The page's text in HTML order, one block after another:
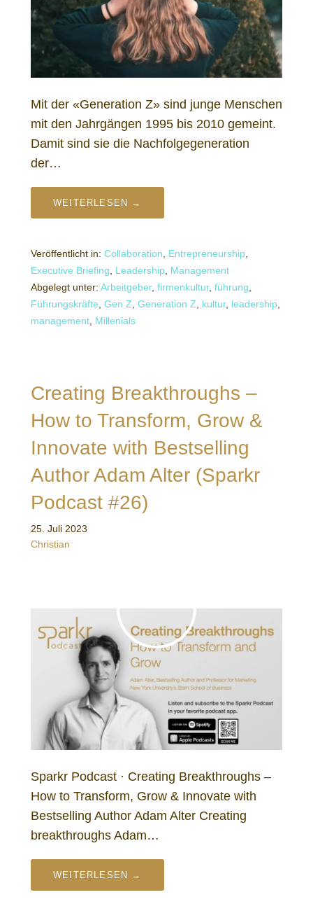
Mit der «Generation Z» sind junge Menschen
mit den Jahrgängen 1995 bis 2010 gemeint.
Damit sind sie die Nachfolgegeneration
der…
WEITERLESEN →
Veröffentlicht in: Collaboration Entrepreneurship
Executive Briefing
Leadership Management
Abgelegt unter: Arbeitgeber, firmenkultur, führung
Führungskräfte Gen Z Generation Z kultur, leadership
management Millenials
Creating Breakthroughs –
How to Transform, Grow &
Innovate with Bestselling
Author Adam Alter (Sparkr
Podcast #26)
25. Juli 2023
Christian
Sparkr Podcast · Creating Breakthroughs –
How to Transform, Grow & Innovate with
Bestselling Author Adam Alter Creating
breakthroughs Adam…
WEITERLESEN →